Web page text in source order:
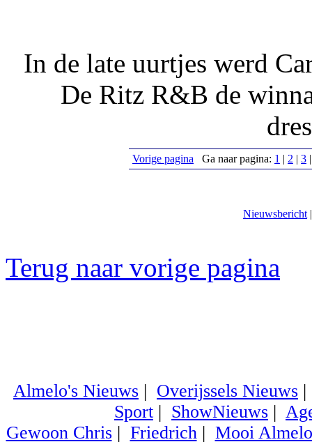
In de late uurtjes werd
De Ritz R&B de
Vorige pagina Ga naar pagina: 1 | 2 | 3
Nieuwsbericht
Terug naar vorige pagina
Almelo's Nieuws | Overijssels Nieuws
Sport | ShowNieuws |
Gewoon Chris| Friedrich| Mooi Almelo